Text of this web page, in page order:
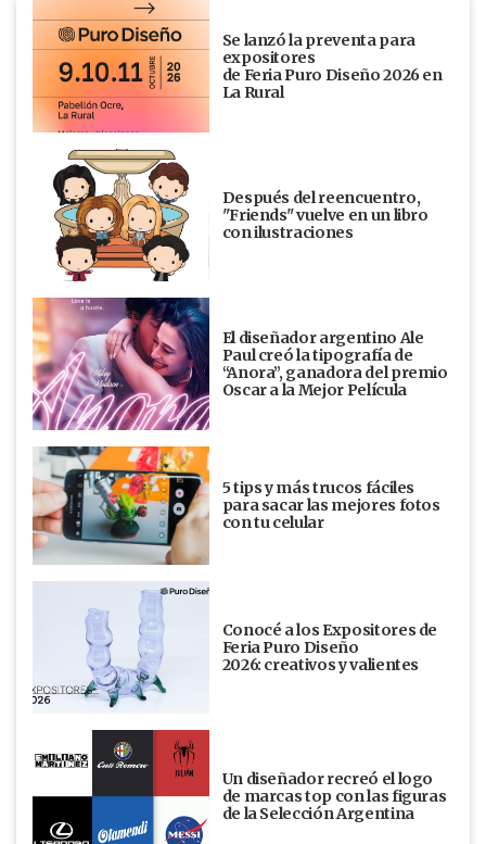
Se lanzó la preventa para
expositores
de Feria Puro Diseño 2026 en
La Rural
Después del reencuentro,
"Friends" vuelve en un libro
con ilustraciones
El diseñador argentino Ale
Paul creó la tipografía de
“Anora”, ganadora del premio
Oscar a la Mejor Película
5 tips y más trucos fáciles
para sacar las mejores fotos
con tu celular
Conocé a los Expositores de
Feria Puro Diseño
2026: creativos y valientes
Un diseñador recreó el logo
de marcas top con las figuras
de la Selección Argentina